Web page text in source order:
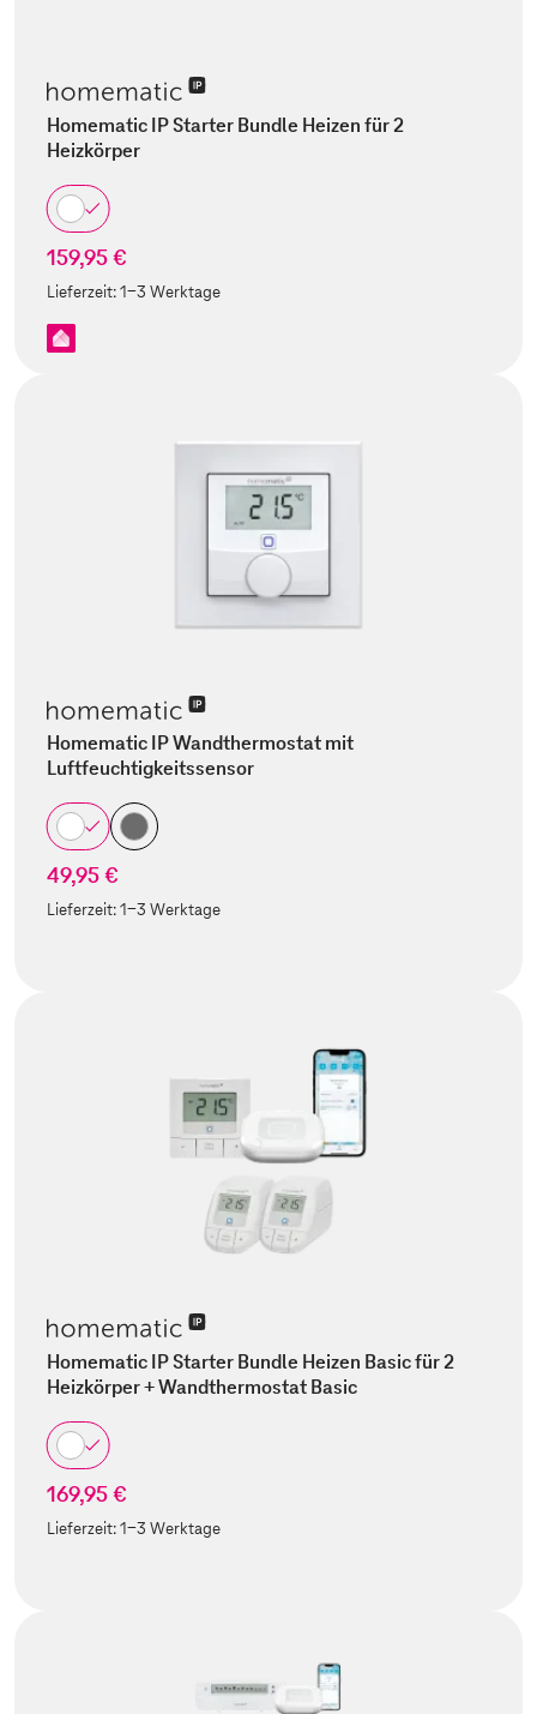
Homematic IP Starter Bundle Heizen für 2
Heizkörper
159,95 €
Lieferzeit:1-3 Werktage
Homematic IP Wandthermostat mit
Luftfeuchtigkeitssensor
49,95 €
Lieferzeit:1-3 Werktage
Homematic IP Starter Bundle Heizen Basic für 2
Heizkörper + Wandthermostat Basic
169,95 €
Lieferzeit:1-3 Werktage